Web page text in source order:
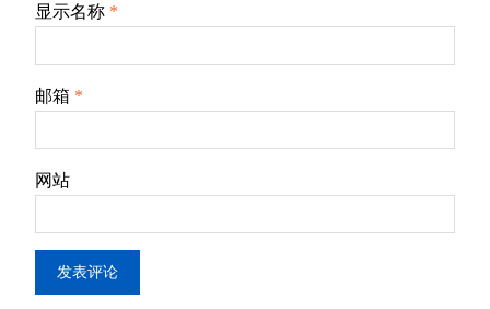
显示名称 *
邮箱 *
网站